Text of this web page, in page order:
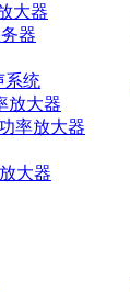
大器
器
系统
放大器
率放大器
大器